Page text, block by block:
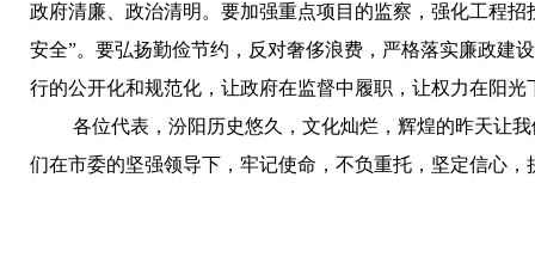
政府清廉、政治清明。要加强重点项目的监察，强化工程
安全”。要弘扬勤俭节约，反对奢侈浪费，严格落实廉政建
行的公开化和规范化，让政府在监督中履职，让权力在阳光
各位代表，汾阳历史悠久，文化灿烂，辉煌的昨天让
们在市委的坚强领导下，牢记使命，不负重托，坚定信心